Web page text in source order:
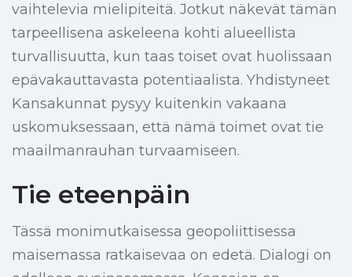
vaihtelevia mielipiteitä. Jotkut näkevät tämän
tarpeellisena askeleena kohti alueellista
turvallisuutta, kun taas toiset ovat huolissaan
epävakauttavasta potentiaalista. Yhdistyneet
Kansakunnat pysyy kuitenkin vakaana
uskomuksessaan, että nämä toimet ovat tie
maailmanrauhan turvaamiseen.
Tie eteenpäin
Tässä monimutkaisessa geopoliittisessa
maisemassa ratkaisevaa on edetä. Dialogi on